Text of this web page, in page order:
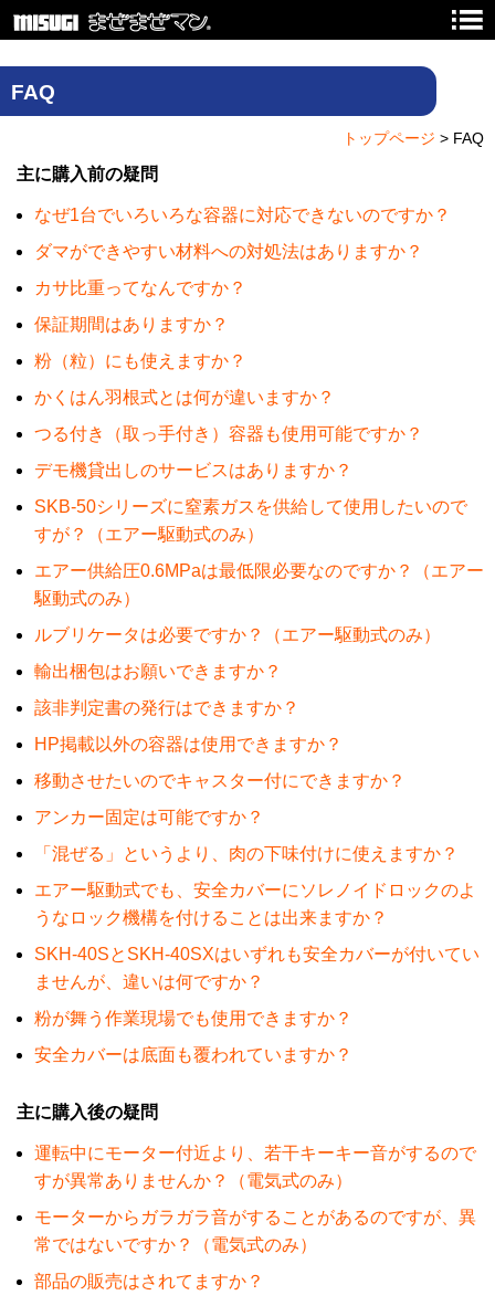
FAQ
トップページ > FAQ
主に購入前の疑問
なぜ1台でいろいろな容器に対応できないのですか？
ダマができやすい材料への対処法はありますか？
カサ比重ってなんですか？
保証期間はありますか？
粉（粒）にも使えますか？
かくはん羽根式とは何が違いますか？
つる付き（取っ手付き）容器も使用可能ですか？
デモ機貸出しのサービスはありますか？
SKB-50シリーズに窒素ガスを供給して使用したいので
すが？（エアー駆動式のみ）
エアー供給圧0.6MPaは最低限必要なのですか？（エアー
駆動式のみ）
ルブリケータは必要ですか？（エアー駆動式のみ）
輸出梱包はお願いできますか？
該非判定書の発行はできますか？
HP掲載以外の容器は使用できますか？
移動させたいのでキャスター付にできますか？
アンカー固定は可能ですか？
「混ぜる」というより、肉の下味付けに使えますか？
エアー駆動式でも、安全カバーにソレノイドロックのよ
うなロック機構を付けることは出来ますか？
SKH-40SとSKH-40SXはいずれも安全カバーが付いてい
ませんが、違いは何ですか？
粉が舞う作業現場でも使用できますか？
安全カバーは底面も覆われていますか？
主に購入後の疑問
運転中にモーター付近より、若干キーキー音がするので
すが異常ありませんか？（電気式のみ）
モーターからガラガラ音がすることがあるのですが、異
常ではないですか？（電気式のみ）
部品の販売はされてますか？